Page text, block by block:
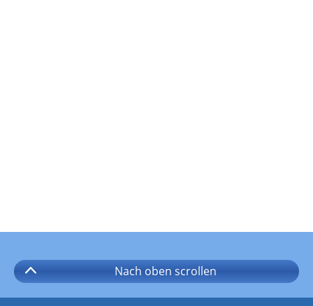
Nach oben scrollen